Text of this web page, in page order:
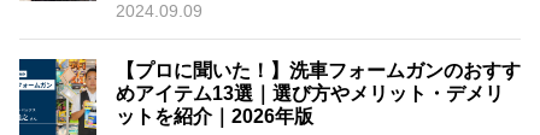
2024.09.09
【プロに聞いた！】洗車フォームガンのおすす
めアイテム13選｜選び方やメリット・デメリ
ットを紹介｜2026年版